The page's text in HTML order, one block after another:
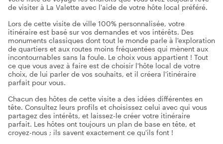
de visiter à La Valette avec l'aide de votre hôte local préféré.
Lors de cette visite de ville 100% personnalisée, votre
itinéraire est basé sur vos demandes et vos intérêts. Des
monuments classiques dont tout le monde parle à l'exploration
de quartiers et aux routes moins fréquentées qui mènent aux
incontournables sans la foule. Le choix vous appartient ! Tout
ce que vous avez à faire est de choisir l'hôte local de votre
choix, de lui parler de vos souhaits, et il créera l'itinéraire
parfait pour vous.
Chacun des hôtes de cette visite a des idées différentes en
tête. Consultez leurs profils et choisissez celui avec qui vous
partagez des intérêts, et laissez-le créer votre itinéraire
parfait. Les hôtes ont toujours un plan de base en tête, et
croyez-nous ; ils savent exactement ce qu'ils font !